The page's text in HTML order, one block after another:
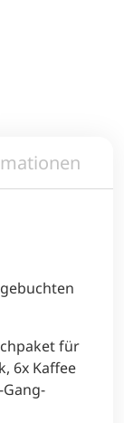
für
6x Kaffee